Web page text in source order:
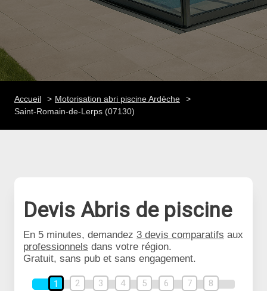
Accueil
Motorisation abri piscine Ardèche
Saint-Romain-de-Lerps (07130)
Devis Abris de piscine
En 5 minutes, demandez 3 devis comparatifs aux
professionnels dans votre région.
Gratuit, sans pub et sans engagement.
1 2 3 4 5 6 7 8